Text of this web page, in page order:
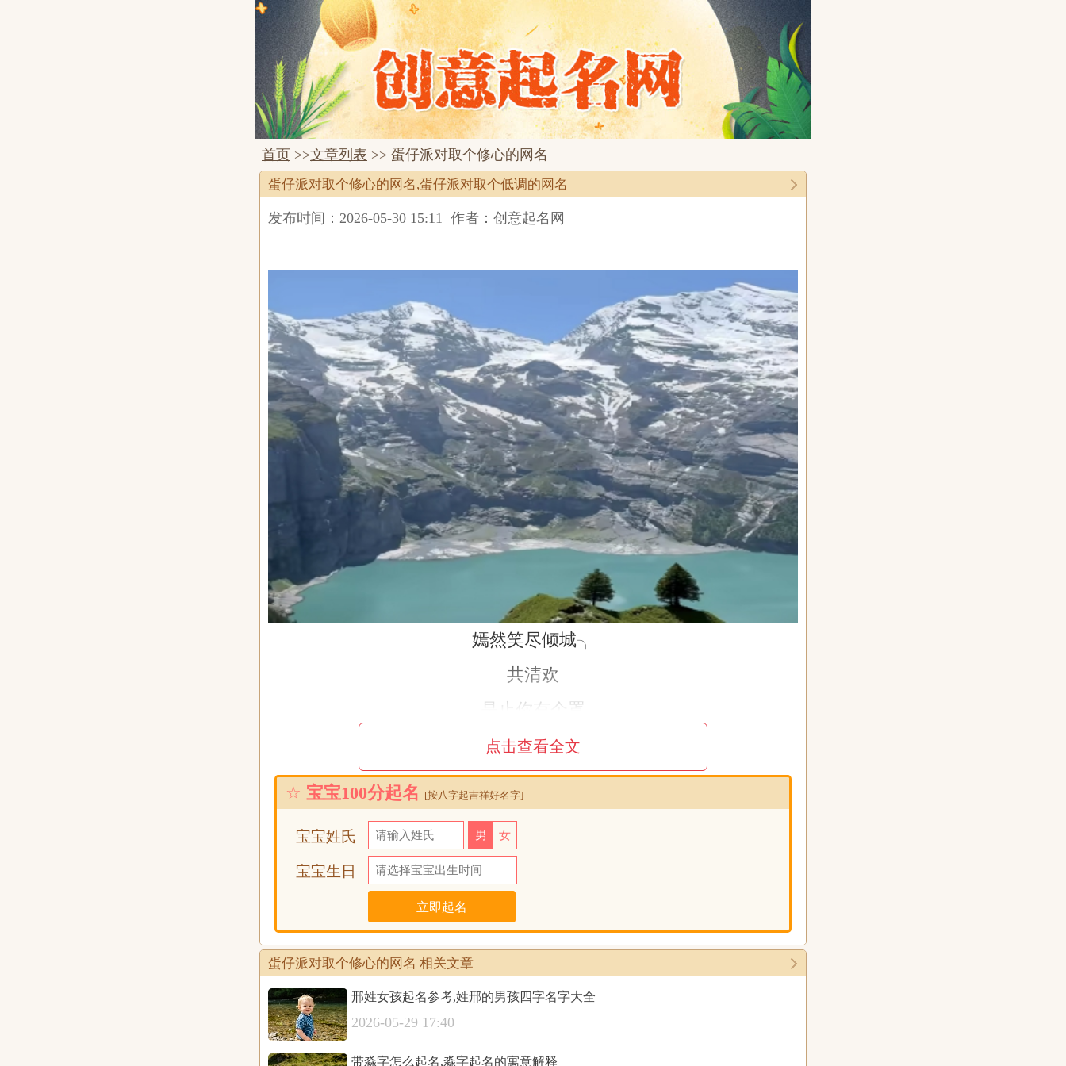
首页 >>文章列表 >> 蛋仔派对取个修心的网名
蛋仔派对取个修心的网名,蛋仔派对取个低调的网名
发布时间：2026-05-30 15:11 作者：创意起名网
嫣然笑尽倾城╮
共清欢
是止你有个罩
荡漾
黛兮
二两
春荒唐不负你
我本无意
Bu可si言义
心人
咬否
葑吢絕纞︵
点击查看全文
☆ 宝宝100分起名 [按八字起吉祥好名字]
宝宝姓氏 男 女
宝宝生日
蛋仔派对取个修心的网名 相关文章
邢姓女孩起名参考,姓邢的男孩四字名字大全
2026-05-29 17:40
带淼字怎么起名,淼字起名的寓意解释